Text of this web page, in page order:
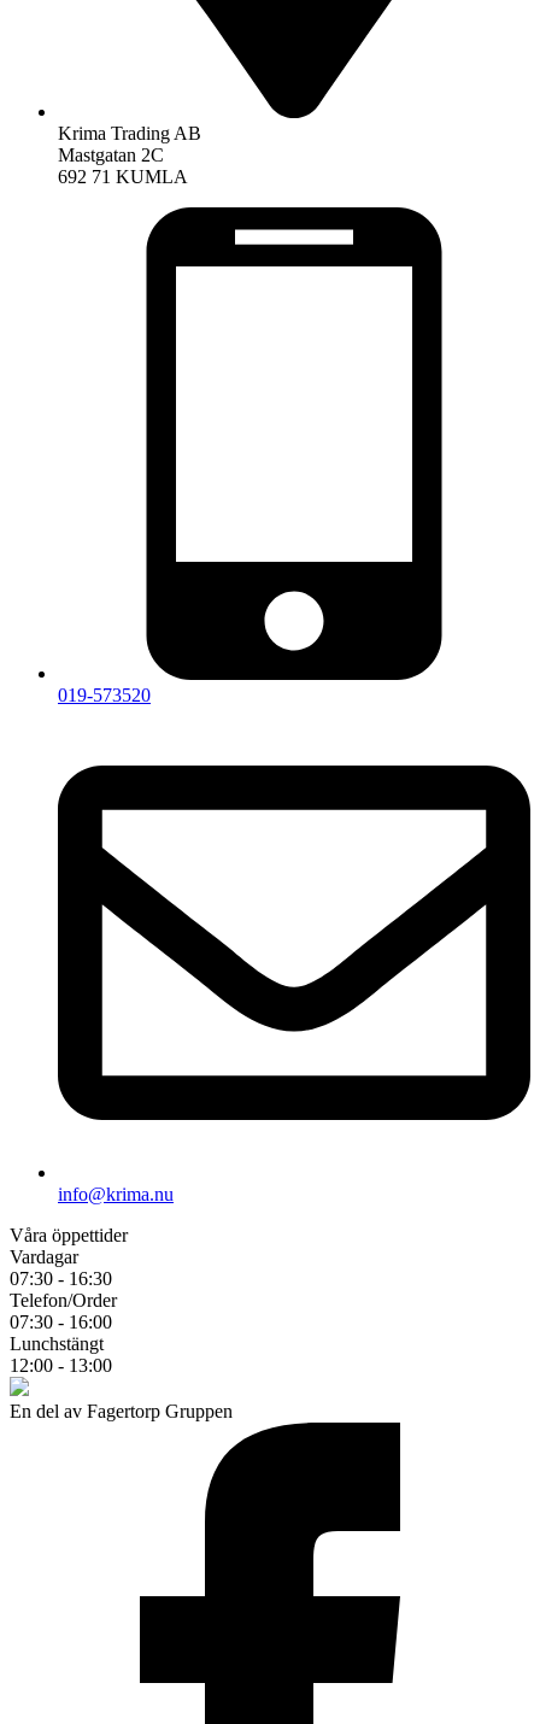
Krima Trading AB
Mastgatan 2C
692 71 KUMLA
019-573520
info@krima.nu
Våra öppettider
Vardagar
07:30 - 16:30
Telefon/Order
07:30 - 16:00
Lunchstängt
12:00 - 13:00
En del av Fagertorp Gruppen